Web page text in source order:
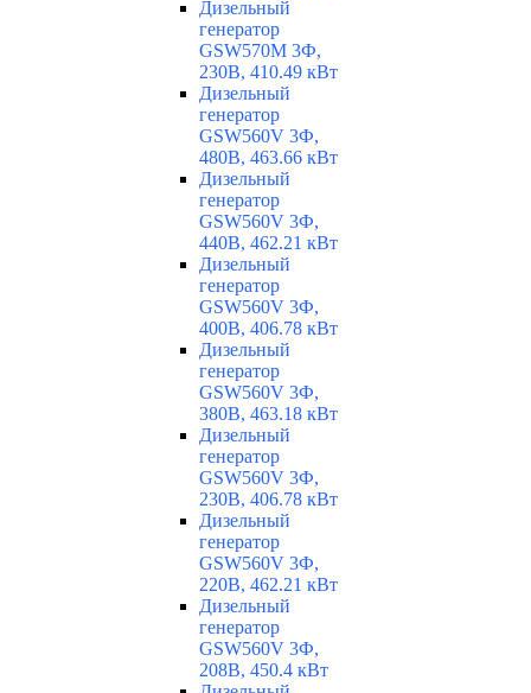
Дизельный
генератор
GSW570M 3Ф,
230В, 410.49 кВт
Дизельный
генератор
GSW560V 3Ф,
480В, 463.66 кВт
Дизельный
генератор
GSW560V 3Ф,
440В, 462.21 кВт
Дизельный
генератор
GSW560V 3Ф,
400В, 406.78 кВт
Дизельный
генератор
GSW560V 3Ф,
380В, 463.18 кВт
Дизельный
генератор
GSW560V 3Ф,
230В, 406.78 кВт
Дизельный
генератор
GSW560V 3Ф,
220В, 462.21 кВт
Дизельный
генератор
GSW560V 3Ф,
208В, 450.4 кВт